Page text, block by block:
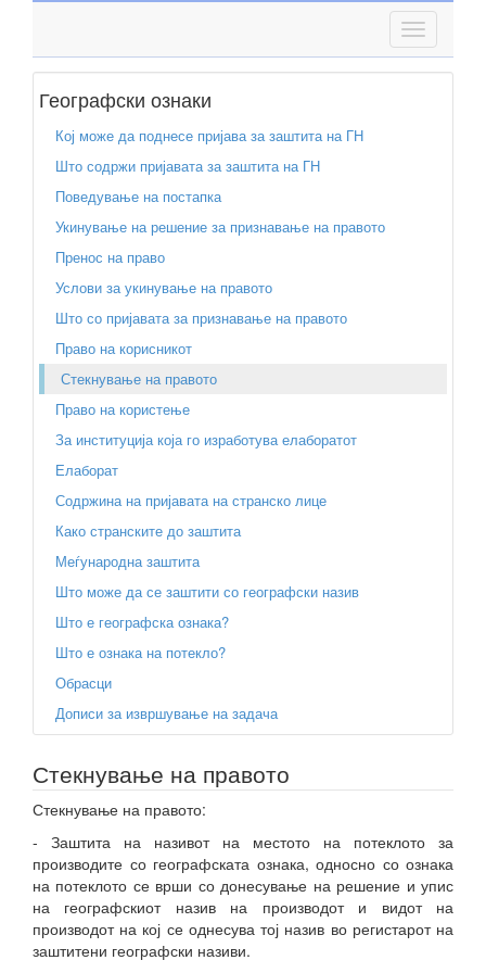
Географски ознаки
Кој може да поднесе пријава за заштита на ГН
Што содржи пријавата за заштита на ГН
Поведување на постапка
Укинување на решение за признавање на правото
Пренос на право
Услови за укинување на правото
Што со пријавата за признавање на правото
Право на корисникот
Стекнување на правото
Право на користење
За институција која го изработува елаборатот
Елаборат
Содржина на пријавата на странско лице
Како странските до заштита
Меѓународна заштита
Што може да се заштити со географски назив
Што е географска ознака?
Што е ознака на потекло?
Обрасци
Дописи за извршување на задача
Стекнување на правото
Стекнување на правото:
- Заштита на називот на местото на потеклото за
производите со географската ознака, односно со ознака
на потеклото се врши со донесување на решение и упис
на географскиот назив на производот и видот на
производот на кој се однесува тој назив во регистарот на
заштитени географски називи.